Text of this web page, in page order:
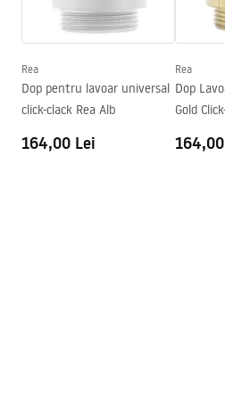
Inalime
Adâncime
Formă
Preaplin
Da
Rea
Dop pentru lavoar universal
click-clack Rea Alb
164,00 Lei
Rea
Dop
Gold